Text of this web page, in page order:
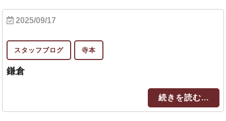
2025/09/17
スタッフブログ 寺本
鎌倉
続きを読む...